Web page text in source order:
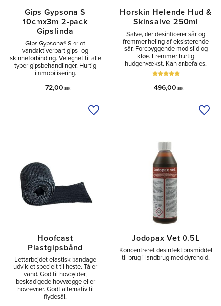
Gips Gypsona S
10cmx3m 2-pack
Gipslinda
Gips Gypsona® S er et
vandaktiverbart gips- og
skinneforbinding. Velegnet til alle
typer gipsbehandlinger. Hurtig
immobilisering.
72,00 SEK
Tilføj til ønskeliste
Horskin Helende Hud &
Skinsalve 250ml
Salve, der desinficerer sår og
fremmer heling af eksisterende
sår. Forebyggende mod slid og
kløe. Fremmer hurtig
hudgenvækst. Kan anbefales.
496,00 SEK
Hoofcast
Plastgipsbånd
Lettarbejdet elastisk bandage
udviklet specielt til heste. Tåler
vand. God til hovbylder,
beskadigede hovvægge eller
hovrevner. Godt alternativ til
flydesål.
Jodopax Vet 0.5L
Koncentreret desinfektionsmiddel
til brug i landbrug med dyrehold.